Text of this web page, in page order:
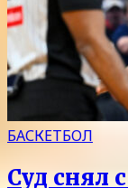
БАСКЕТБОЛ
Суд снял